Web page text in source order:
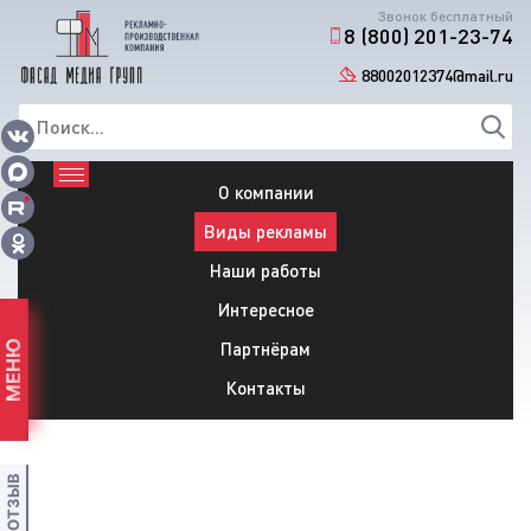
Звонок бесплатный
8 (800) 201-23-74
88002012374@mail.ru
О компании
Виды рекламы
Наши работы
Интересное
Партнёрам
Контакты
МЕНЮ